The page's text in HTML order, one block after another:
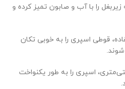
زیربغل را با آب و صابون تمیز کرده و
قوطی اسپری را به خوبی تکان
15 سانتی‌متری، اسپری را به طور یکنواخت